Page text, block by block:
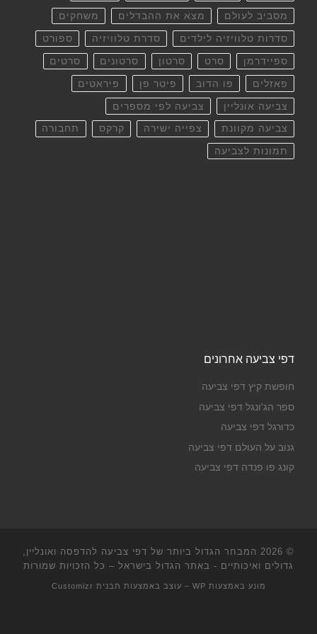
מסביב לעולם מצא את ההבדלים משחקים
סדרות טלוויזיה לילדים סדרת טלוויזיה ספורט
ספיידרמן סרט סרטון סרטונים סרטים
פאזלים פו הדוב פיטר פן פיראטים
צביעה אונליין צביעה לפי מספרים
צביעה מקוונת צפייה ישירה קרקס תחבורה
תמונות לצביעה
דפי צביעה אחרונים
חופשת קיץ דפי צביעה
ספר הג'ונגל דפי צביעה
כדורגל דפי צביעה
גנוב על העולם דפי צביעה
קונג פו פנדה דפי צביעה
© 2026
המבחר הגדול ביותר של דפי צביעה להדפסה ואונליין,
גדולים ואיכותיים - באתר הגדול בישראל – כל הזכויות שמורות
מונע באמצעות WP – עוצב באמצעות תבנית Customizr